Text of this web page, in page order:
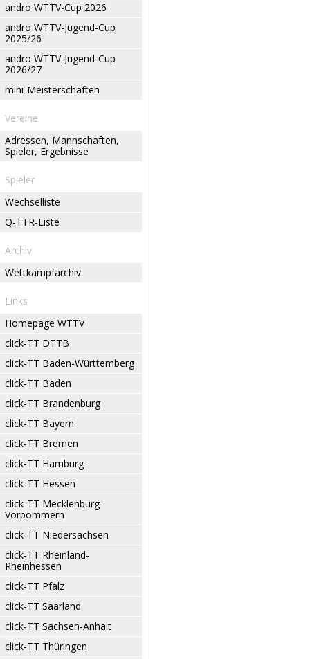
andro WTTV-Cup 2026
andro WTTV-Jugend-Cup
2025/26
andro WTTV-Jugend-Cup
2026/27
mini-Meisterschaften
Vereine
Adressen, Mannschaften,
Spieler, Ergebnisse
Spieler
Wechselliste
Q-TTR-Liste
Archiv
Wettkampfarchiv
Links
Homepage WTTV
click-TT DTTB
click-TT Baden-Württemberg
click-TT Baden
click-TT Brandenburg
click-TT Bayern
click-TT Bremen
click-TT Hamburg
click-TT Hessen
click-TT Mecklenburg-
Vorpommern
click-TT Niedersachsen
click-TT Rheinland-
Rheinhessen
click-TT Pfalz
click-TT Saarland
click-TT Sachsen-Anhalt
click-TT Thüringen